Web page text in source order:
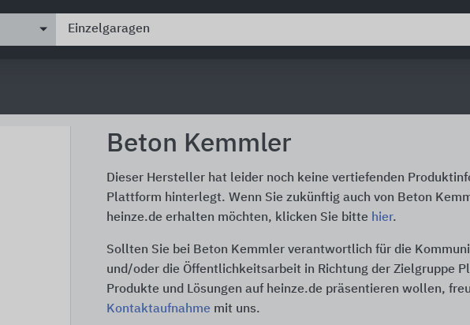
Beton Kemmler
Dieser Hersteller hat leider noch keine vertiefenden
Plattform hinterlegt. Wenn Sie zukünftig auch von Beton
heinze.de erhalten möchten, klicken Sie bitte hier.
Sollten Sie bei Beton Kemmler verantwortlich für die
und/oder die Öffentlichkeitsarbeit in Richtung der Zielgruppe
Produkte und Lösungen auf heinze.de präsentieren wollen,
Kontaktaufnahme mit uns.